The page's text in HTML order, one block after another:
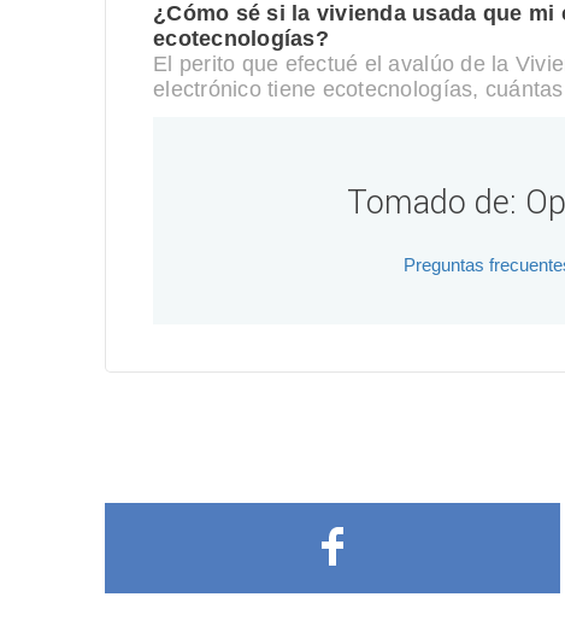
¿Cómo sé si la vivienda usada que
ecotecnologías?
El perito que efectué el avalúo de la
electrónico tiene ecotecnologías,
Tomado de:
Preguntas